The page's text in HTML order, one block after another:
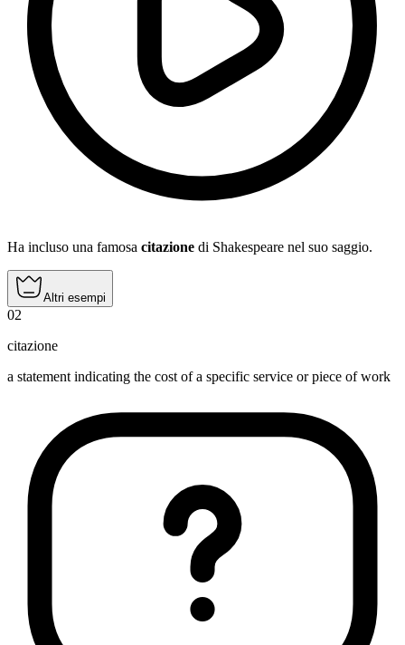
Ha incluso una famosa citazione di Shakespeare nel suo saggio.
Altri esempi
02
citazione
a statement indicating the cost of a specific service or piece of work